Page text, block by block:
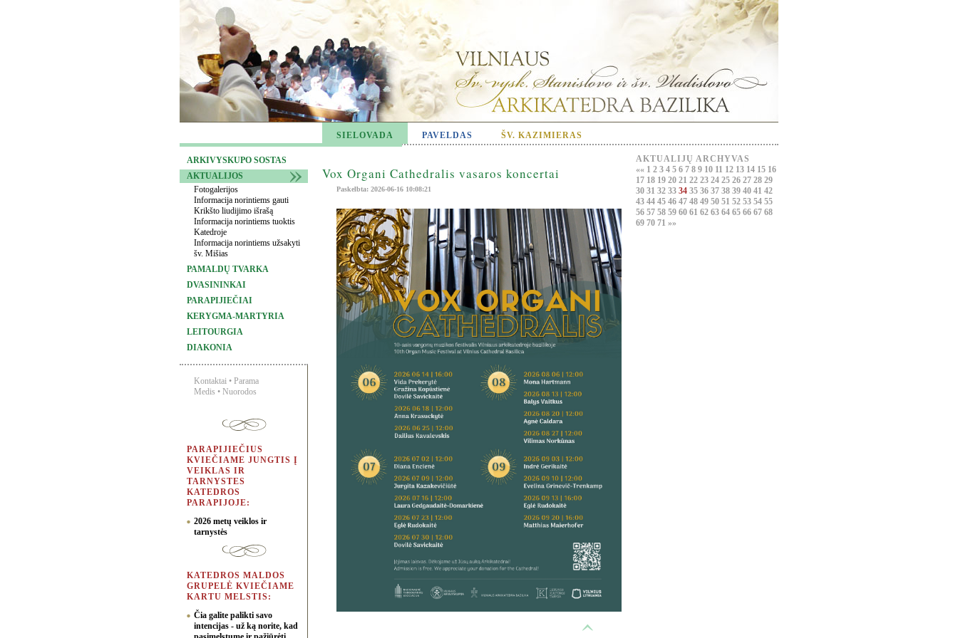
SIELOVADA PAVELDAS ŠV. KAZIMIERAS
ARKIVYSKUPO SOSTAS
AKTUALIJOS
Fotogalerijos
Informacija norintiems gauti
Krikšto liudijimo išrašą
Informacija norintiems tuoktis
Katedroje
Informacija norintiems užsakyti
šv. Mišias
PAMALDŲ TVARKA
DVASININKAI
PARAPIJIEČIAI
KERYGMA-MARTYRIA
LEITOURGIA
DIAKONIA
Kontaktai • Parama
Medis • Nuorodos
PARAPIJIEČIUS
KVIEČIAME JUNGTIS Į
VEIKLAS IR
TARNYSTES
KATEDROS
PARAPIJOJE:
2026 metų veiklos ir
tarnystės
KATEDROS MALDOS
GRUPELĖ KVIEČIAME
KARTU MELSTIS:
Čia galite palikti savo
intencijas - už ką norite, kad
Vox Organi Cathedralis vasaros koncertai
Paskelbta: 2026-06-16 10:08:21
AKTUALIJŲ ARCHYVAS
«« 1 2 3 4 5 6 7 8 9 10 11 12 13 14 15 16
17 18 19 20 21 22 23 24 25 26 27 28 29
30 31 32 33 34 35 36 37 38 39 40 41 42
43 44 45 46 47 48 49 50 51 52 53 54 55
56 57 58 59 60 61 62 63 64 65 66 67 68
69 70 71 »»